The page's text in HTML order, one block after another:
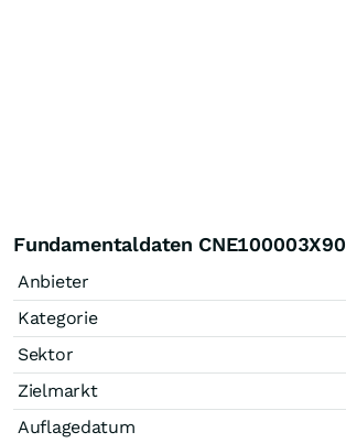
Fundamentaldaten CNE100003X90
Anbieter
Kategorie
Sektor
Zielmarkt
Auflagedatum